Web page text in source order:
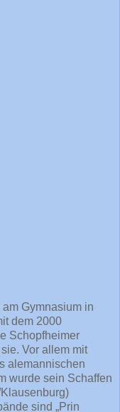
Gymnasium in
dem 2000
Schopfheimer
Vor allem mit
alemannischen
wurde sein Schaffen
sind „Prin